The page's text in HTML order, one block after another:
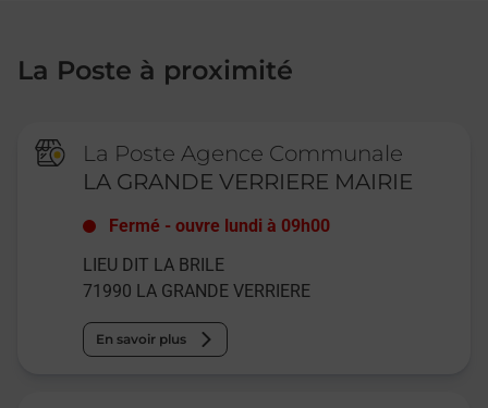
La Poste à proximité
La Poste Agence Communale
LA GRANDE VERRIERE MAIRIE
Fermé -ouvre lundi à 09h00
LIEU DIT LA BRILE
71990 LA GRANDE VERRIERE
En savoir plus